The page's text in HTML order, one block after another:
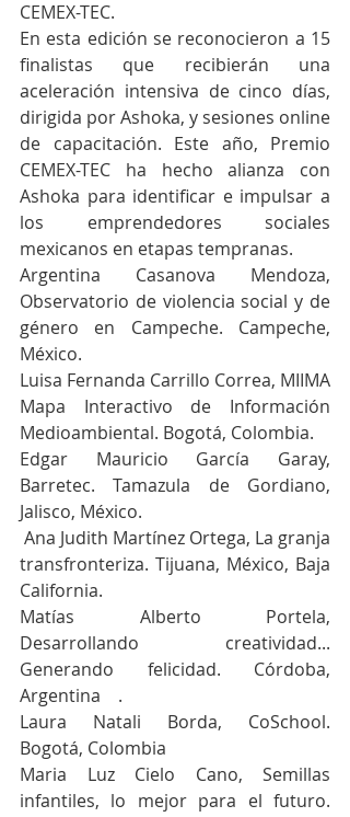
CEMEX-TEC.
En esta edición se reconocieron a 15
finalistas que recibierán una
aceleración intensiva de cinco días,
dirigida por Ashoka, y sesiones online
de capacitación. Este año, Premio
CEMEX-TEC ha hecho alianza con
Ashoka para identificar e impulsar a
los emprendedores sociales
mexicanos en etapas tempranas.
Argentina Casanova Mendoza,
Observatorio de violencia social y de
género en Campeche. Campeche,
México.
Luisa Fernanda Carrillo Correa, MIIMA
Mapa Interactivo de Información
Medioambiental. Bogotá, Colombia.
Edgar Mauricio García Garay,
Barretec. Tamazula de Gordiano,
Jalisco, México.
transfronteriza. Tijuana, México, Baja
California.
Matías Alberto Portela,
Desarrollando creatividad...
Generando felicidad. Córdoba,
Argentina    .
Laura Natali Borda, CoSchool.
Bogotá, Colombia
Maria Luz Cielo Cano, Semillas
infantiles, lo mejor para el futuro.